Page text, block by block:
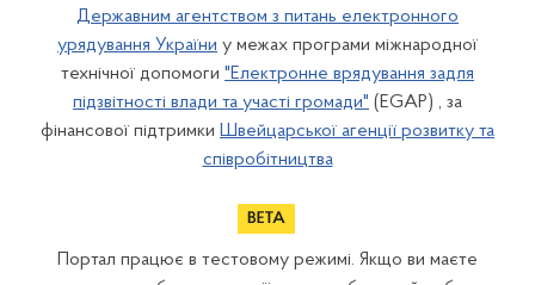
Державним агентством з питань електронного
урядування України у межах програми міжнародної
технічної допомоги "Електронне врядування задля
підзвітності влади та участі громади" (EGAP) , за
фінансової підтримки Швейцарської агенції розвитку та
співробітництва
Портал працює в тестовому режимі. Якщо ви маєте